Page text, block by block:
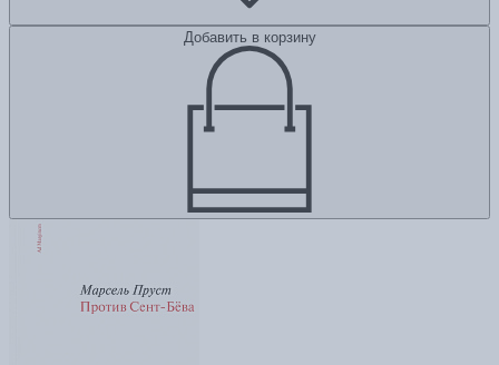
Добавить в корзину